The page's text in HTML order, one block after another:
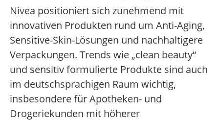
Nivea positioniert sich zunehmend mit
innovativen Produkten rund um Anti-Aging,
Sensitive-Skin-Lösungen und nachhaltigere
Verpackungen. Trends wie „clean beauty“
und sensitiv formulierte Produkte sind auch
im deutschsprachigen Raum wichtig,
insbesondere für Apotheken- und
Drogeriekunden mit höherer